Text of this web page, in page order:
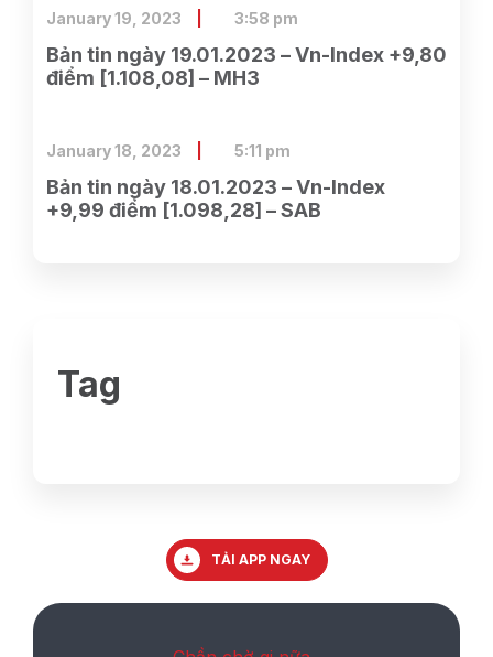
Bản tin ngày 19.01.2023 – Vn-Index +9,80
điểm [1.108,08] – MH3
January 19, 2023 3:58 pm
Bản tin ngày 18.01.2023 – Vn-Index
+9,99 điểm [1.098,28] – SAB
January 18, 2023 5:11 pm
Tag
TẢI APP NGAY